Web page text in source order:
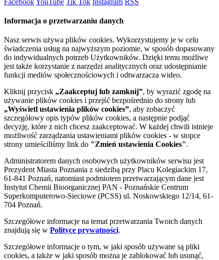
Informacja o przetwarzaniu danych
Nasz serwis używa plików cookies. Wykorzystujemy je w celu
świadczenia usług na najwyższym poziomie, w sposób dopasowany
do indywidualnych potrzeb Użytkowników. Dzięki temu możliwe
jest także korzystanie z narzędzi analitycznych oraz udostępnianie
funkcji mediów społecznościowych i odtwarzacza wideo.
Kliknij przycisk „Zaakceptuj lub zamknij”, by wyrazić zgodę na
używanie plików cookies i przejść bezpośrednio do strony lub
„Wyświetl ustawienia plików cookies”, aby zobaczyć
szczegółowy opis typów plików cookies, a następnie podjąć
decyzję, które z nich chcesz zaakceptować. W każdej chwili istnieje
możliwość zarządzania ustawieniami plików cookies - w stopce
strony umieściliśmy link do "Zmień ustawienia Cookies".
Administratorem danych osobowych użytkowników serwisu jest
Prezydent Miasta Poznania z siedzibą przy Placu Kolegiackim 17,
61-841 Poznań, natomiast podmiotem przetwarzającym dane jest
Instytut Chemii Bioorganicznej PAN - Poznańskie Centrum
Superkomputerowo-Sieciowe (PCSS) ul. Noskowskiego 12/14, 61-
704 Poznań.
Szczegółowe informacje na temat przetwarzania Twoich danych
znajdują się w Polityce prywatności.
Szczegółowe informacje o tym, w jaki sposób używane są pliki
cookies, a także w jaki sposób można je zablokować lub usunąć,